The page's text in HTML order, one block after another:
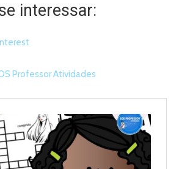
interessar:
Professor Atividades